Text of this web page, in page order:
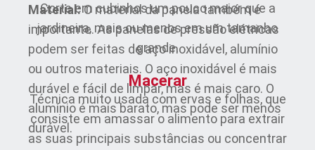
Material:O material da panela também é
importante. As panelas de pressão elétricas
podem ser feitas de aço inoxidável, alumínio
ou outros materiais. O aço inoxidável é mais
durável e fácil de limpar, mas é mais caro. O
alumínio é mais barato, mas pode ser menos
durável.
Corte em cubinhos um pouco maior que a
jardineira, mais ou menos em um tamanho
grande.
Macerar
Técnica muito usada com ervas e folhas, que
consiste em amassar o alimento para extrair
as suas principais substâncias ou concentrar